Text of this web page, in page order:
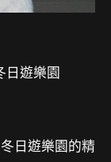
日遊樂園
日遊樂園的精